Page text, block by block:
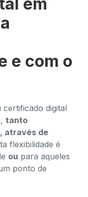
e com o
digital
tanto
através de
flexibilidade é
ou para aqueles
ponto de